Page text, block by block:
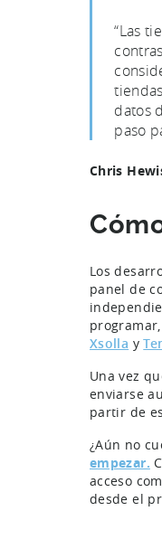
“Las
datos
paso
Chris
Los
panel de
Xsolla y
Una vez
enviarse
partir de
¿Aún no
empezar.
acceso
desde el